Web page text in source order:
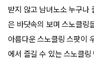
받지 않고 남녀노소 누구나
은 바닷속의 보며 스노클링
아름다운 스노클링 스팟이
에서 즐길 수 있는 스노클